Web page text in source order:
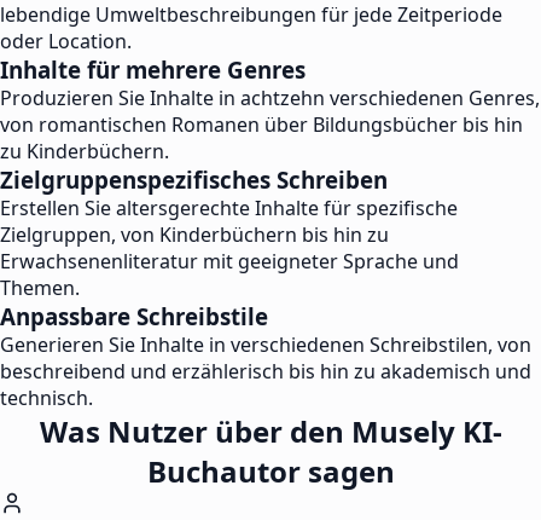
lebendige Umweltbeschreibungen für jede Zeitperiode
oder Location.
Inhalte für mehrere Genres
Produzieren Sie Inhalte in achtzehn verschiedenen Genres,
von romantischen Romanen über Bildungsbücher bis hin
zu Kinderbüchern.
Zielgruppenspezifisches Schreiben
Erstellen Sie altersgerechte Inhalte für spezifische
Zielgruppen, von Kinderbüchern bis hin zu
Erwachsenenliteratur mit geeigneter Sprache und
Themen.
Anpassbare Schreibstile
Generieren Sie Inhalte in verschiedenen Schreibstilen, von
beschreibend und erzählerisch bis hin zu akademisch und
technisch.
Was Nutzer über den Musely KI-
Buchautor sagen